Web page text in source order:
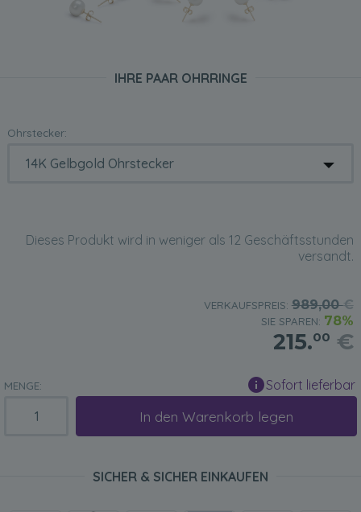
IHRE PAAR OHRRINGE
Ohrstecker:
Dieses Produkt wird in weniger als 12 Geschäftsstunden
versandt.
VERKAUFSPREIS: 989,00€
SIE SPAREN: 78%
215.00 €
MENGE: Sofort lieferbar
In den Warenkorb legen
SICHER & SICHER EINKAUFEN